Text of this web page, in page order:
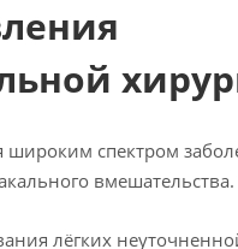
спектром
лёгких